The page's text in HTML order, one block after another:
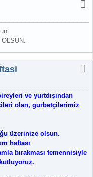
ve yurtdışından
olan, gurbetçilerimiz
üzerinize olsun.
haftası
bırakması temennisiyle